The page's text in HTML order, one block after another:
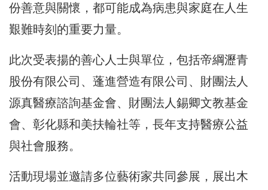
份善意與關懷，都可能成為病患與家庭在人生
艱難時刻的重要力量。
此次受表揚的善心人士與單位，包括帝綱瀝青
股份有限公司、蓬進營造有限公司、財團法人
源真醫療諮詢基金會、財團法人錫卿文教基金
會、彰化縣和美扶輪社等，長年支持醫療公益
與社會服務。
活動現場並邀請多位藝術家共同參展，展出木